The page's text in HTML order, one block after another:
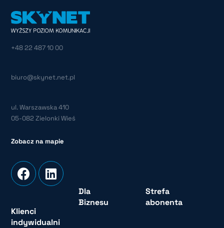
+48 22 487 10 00
biuro@skynet.net.pl
ul. Warszawska 410
05-082 Zielonki Wieś
Zobacz na mapie
Klienci
indywidualni
Dla
Biznesu
Strefa
abonenta